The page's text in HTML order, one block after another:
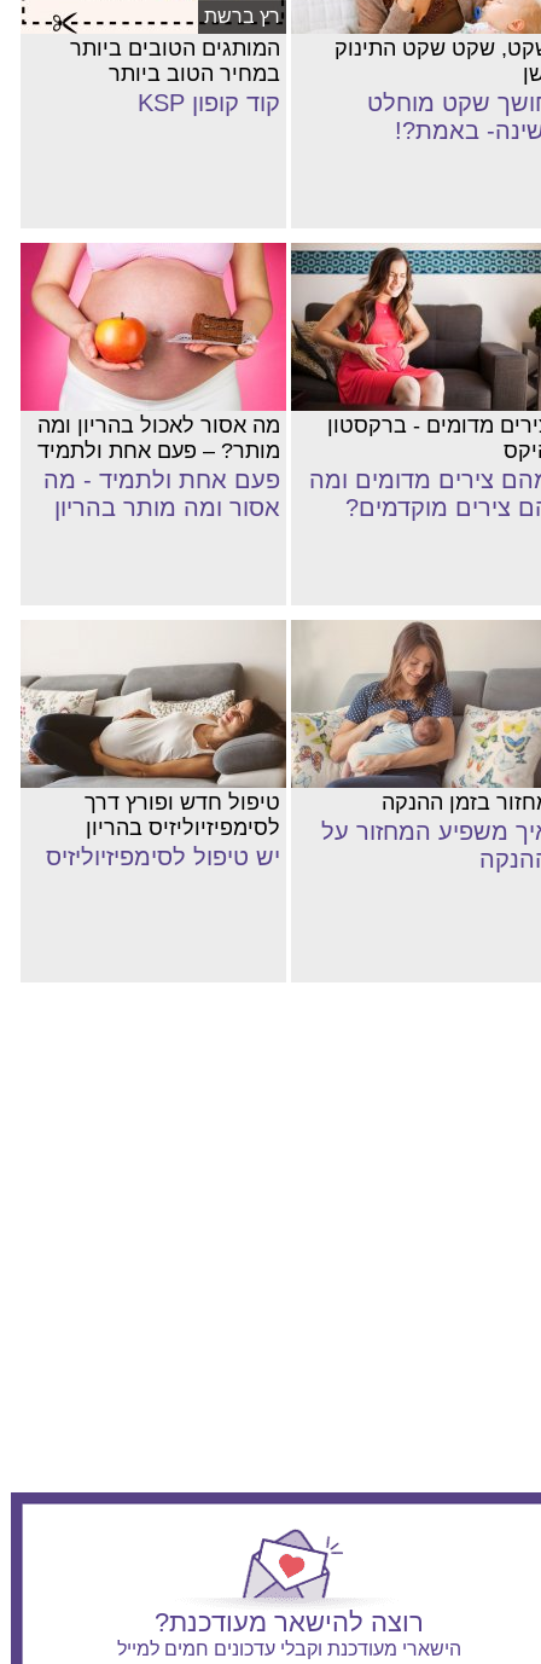
שקט שקט התינוק
שקט מוחלט
באמת?!
רץ ברשת
המותגים הטובים ביותר
במחיר הטוב ביותר
קוד קופון KSP
מדומים - ברקסטון
צירים מדומים ומה
צירים מוקדמים?
מה אסור לאכול בהריון ומה
מותר? – פעם אחת ולתמיד
פעם אחת ולתמיד - מה
אסור ומה מותר בהריון
בזמן ההנקה
משפיע המחזור על
טיפול חדש ופורץ דרך
לסימפיזיוליזיס בהריון
יש טיפול לסימפיזיוליזיס
רוצה להישאר מעודכנת?
הישארי מעודכנת וקבלי עדכונים חמים למייל